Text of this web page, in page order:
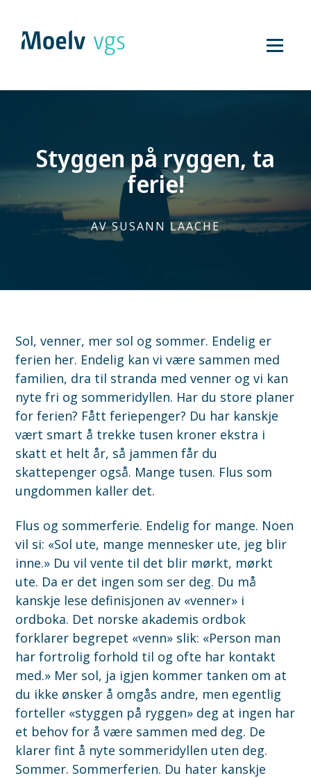
innhold
Styggen på ryggen, ta
ferie!
SUSANN LAACHE
Sol, venner, mer sol og sommer. Endelig er
ferien her. Endelig kan vi være sammen med
familien, dra til stranda med venner og vi kan
nyte fri og sommeridyllen. Har du store planer
for ferien? Fått feriepenger? Du har kanskje
vært smart å trekke tusen kroner ekstra i
skatt et helt år, så jammen får du
skattepenger også. Mange tusen. Flus som
ungdommen kaller det.
Flus og sommerferie. Endelig for mange. Noen
vil si: «Sol ute, mange mennesker ute, jeg blir
inne.» Du vil vente til det blir mørkt, mørkt
ute. Da er det ingen som ser deg. Du må
kanskje lese definisjonen av «venner» i
ordboka. Det norske akademis ordbok
forklarer begrepet «venn» slik: «Person man
har fortrolig forhold til og ofte har kontakt
med.» Mer sol, ja igjen kommer tanken om at
du ikke ønsker å omgås andre, men egentlig
forteller «styggen på ryggen» deg at ingen har
et behov for å være sammen med deg. De
klarer fint å nyte sommeridyllen uten deg.
Sommer. Sommerferien. Du hater kanskje